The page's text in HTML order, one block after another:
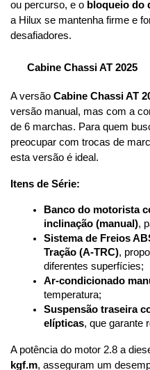
ou percurso, e o bloqueio do
a Hilux se mantenha firme e
desafiadores.
Cabine Chassi AT 2025
A versão Cabine Chassi AT
versão manual, mas com a
de 6 marchas. Para quem
preocupar com trocas de
esta versão é ideal.
Itens de Série:
Banco do motorista
inclinação (manual),
Sistema de Freios
Tração (A-TRC),
diferentes superfícies;
Ar-condicionado
temperatura;
Suspensão traseira
elípticas, que garante
A potência do motor 2.8 a
kgf.m, asseguram um